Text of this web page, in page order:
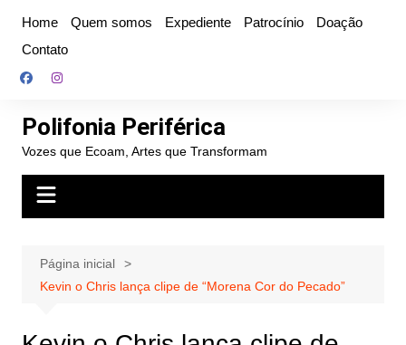
conteúdo
Home Quem somos Expediente Patrocínio
Doação
Contato
Polifonia Periférica
Vozes que Ecoam, Artes que Transformam
Página inicial
Kevin o Chris lança clipe de “Morena Cor do Pecado”